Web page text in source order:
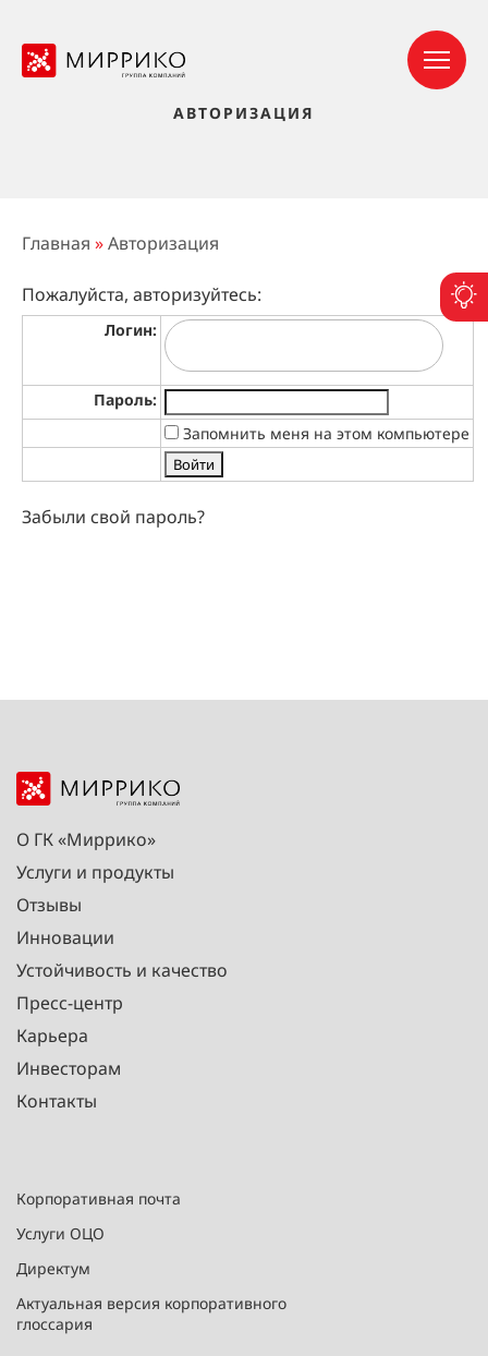
АВТОРИЗАЦИЯ
Главная »Авторизация
Пожалуйста, авторизуйтесь:
Логин:
Пароль:
Запомнить меня на этом компьютере
Забыли свой пароль?
О ГК «Миррико»
Услуги и продукты
Отзывы
Инновации
Устойчивость и качество
Пресс-центр
Карьера
Инвесторам
Контакты
Корпоративная почта
Услуги ОЦО
Директум
Актуальная версия корпоративного
глоссария